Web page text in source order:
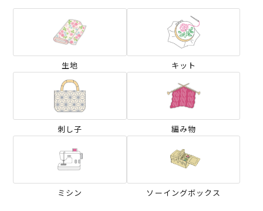
生地 キット
刺し子 編み物
ミシン ソーイングボックス